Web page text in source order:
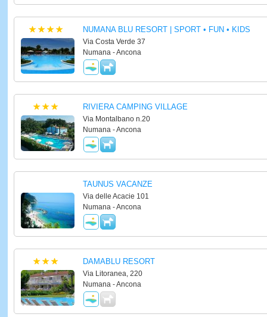
NUMANA BLU RESORT | SPORT • FUN • KIDS
Via Costa Verde 37
Numana - Ancona
RIVIERA CAMPING VILLAGE
Via Montalbano n.20
Numana - Ancona
TAUNUS VACANZE
Via delle Acacie 101
Numana - Ancona
DAMABLU RESORT
Via Litoranea, 220
Numana - Ancona